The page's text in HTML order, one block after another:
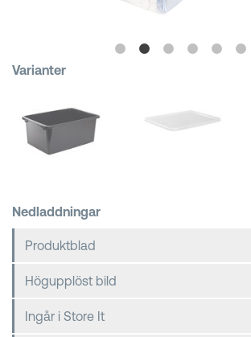
Varianter
Nedladdningar
Produktblad
Högupplöst bild
Ingår i Store It